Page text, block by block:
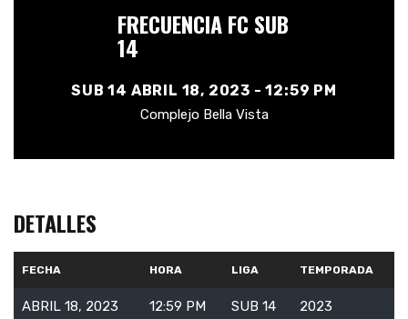
FRECUENCIA FC SUB
14
SUB 14 ABRIL 18, 2023 - 12:59 PM
Complejo Bella Vista
DETALLES
FECHA HORA LIGA TEMPORADA
ABRIL 18, 2023 12:59 PM SUB 14 2023